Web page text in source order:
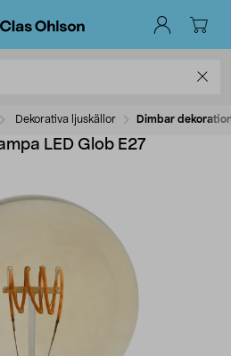
Dekorativa ljuskällor Dimbar
LED Glob E27